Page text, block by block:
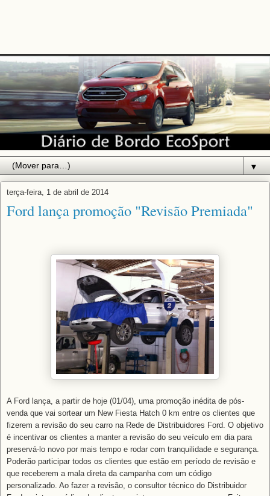
▼
terça-feira, 1 de abril de 2014
Ford lança promoção "Revisão Premiada"
A Ford lança, a partir de hoje (01/04), uma promoção inédita de pós-
venda que vai sortear um New Fiesta Hatch 0 km entre os clientes que
fizerem a revisão do seu carro na Rede de Distribuidores Ford. O objetivo
é incentivar os clientes a manter a revisão do seu veículo em dia para
preservá-lo novo por mais tempo e rodar com tranquilidade e segurança.
Poderão participar todos os clientes que estão em período de revisão e
que receberem a mala direta da campanha com um código
personalizado. Ao fazer a revisão, o consultor técnico do Distribuidor